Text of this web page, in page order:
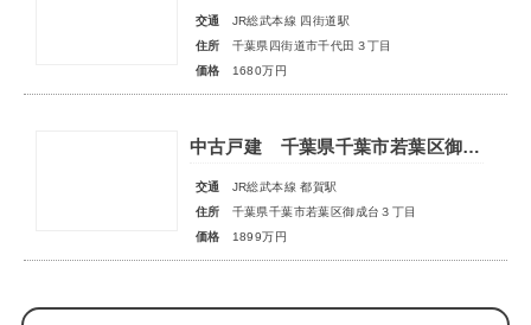
交通
JR総武本線 四街道駅
住所
千葉県四街道市千代田３丁目
価格
1680万円
中古戸建 千葉県千葉市若葉区御成台３丁目
交通
JR総武本線 都賀駅
住所
千葉県千葉市若葉区御成台３丁目
価格
1899万円